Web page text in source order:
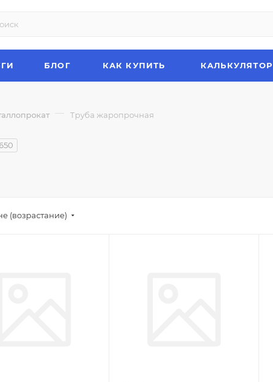
БЛОГ КАК КУПИТЬ КАЛЬКУЛЯТОР
— Труба жаропрочная
(возрастание)